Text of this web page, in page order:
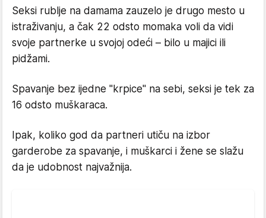
Seksi rublje na damama zauzelo je drugo mesto u
istraživanju, a čak 22 odsto momaka voli da vidi
svoje partnerke u svojoj odeći – bilo u majici ili
pidžami.
Spavanje bez ijedne "krpice" na sebi, seksi je tek za
16 odsto muškaraca.
Ipak, koliko god da partneri utiču na izbor
garderobe za spavanje, i muškarci i žene se slažu
da je udobnost najvažnija.